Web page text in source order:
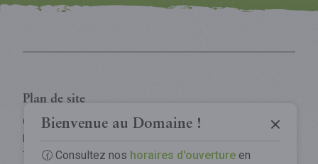
La Grotte
Découvrir la Grotte
Parc Animalier
Le Parc
Tree Experience
Bienvenue au Domaine !
🕜 Consultez nos horaires d'ouvertureen
Plan de site
Grotte
Tree Experience